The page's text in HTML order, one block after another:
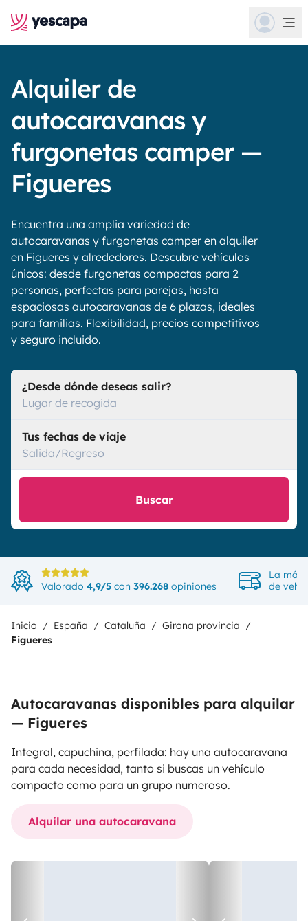
Alquiler de
autocaravanas y
furgonetas camper —
Figueres
Encuentra una amplia variedad de
autocaravanas y furgonetas camper en alquiler
en Figueres y alrededores. Descubre vehículos
únicos: desde furgonetas compactas para 2
personas, perfectas para parejas, hasta
espaciosas autocaravanas de 6 plazas, ideales
para familias. Flexibilidad, precios competitivos
y seguro incluido.
¿Desde dónde deseas salir?
Lugar de recogida
Tus fechas de viaje
Salida/Regreso
Buscar
Valorado 4,9/5 con 396.268 opiniones
La más
de
Inicio España Cataluña
Girona provincia
Figueres
Autocaravanas disponibles para alquilar
— Figueres
Integral, capuchina, perfilada: hay una autocaravana
para cada necesidad, tanto si buscas un vehículo
compacto como para un grupo numeroso.
Alquilar una autocaravana